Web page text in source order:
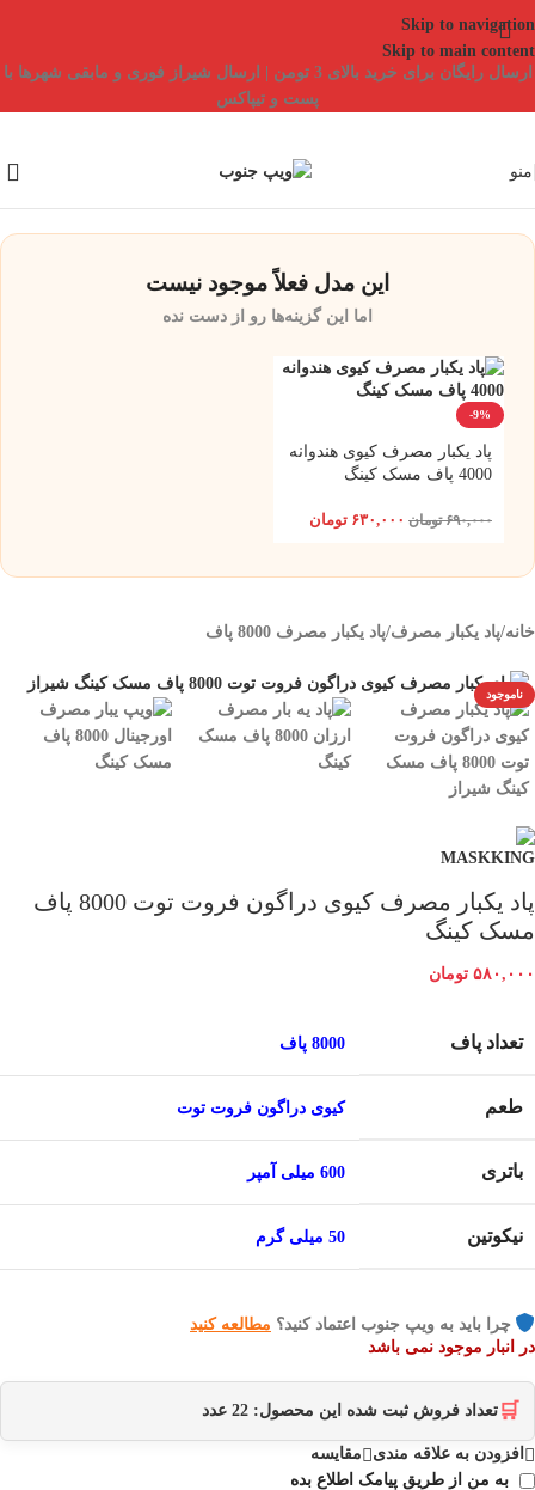
Skip to navigation
Skip to main content
ارسال رایگان برای خرید بالای 3 تومن | ارسال شیراز فوری و مابقی شهرها با
پست و تیپاکس
منو
این مدل فعلاً موجود نیست
اما این گزینه‌ها رو از دست نده
-9%
پاد یکبار مصرف کیوی هندوانه
4000 پاف مسک کینگ
۶۹۰,۰۰۰ تومان ۶۳۰,۰۰۰ تومان
خانه/پاد یکبار مصرف/پاد یکبار مصرف 8000 پاف
ناموجود
پاد یکبار مصرف کیوی دراگون فروت توت 8000 پاف
مسک کینگ
۵۸۰,۰۰۰ تومان
تعداد پاف 8000 پاف
طعم کیوی دراگون فروت توت
باتری 600 میلی آمپر
نیکوتین 50 میلی گرم
چرا باید به ویپ جنوب اعتماد کنید؟ مطالعه کنید
در انبار موجود نمی باشد
🛒 تعداد فروش ثبت شده این محصول: 22 عدد
افزودن به علاقه مندی
مقایسه
به من از طریق پیامک اطلاع بده